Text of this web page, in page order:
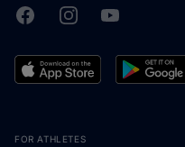
TrainingPeaks
FacebookInstagramYoutube
FOR ATHLETES